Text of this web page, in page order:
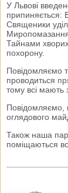
У Львові
припиняється:
Священики
Тайнами
похорону.
Повідомляємо
проводиться
тому всі мають
Повідомляємо,
оглядового
Також наша
поміщаються